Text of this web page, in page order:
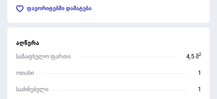
ფავორიტებში დამატება
აღწერა
საზაფხულო ფართი 4,5 მ2
ოთახი 1
საძინებელი 1